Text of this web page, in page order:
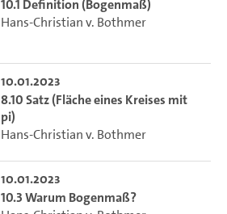
10.1 Definition (Bogenmaß)
Hans-Christian v. Bothmer
10.01.2023
8.10 Satz (Fläche eines Kreises mit
pi)
Hans-Christian v. Bothmer
10.01.2023
10.3 Warum Bogenmaß?